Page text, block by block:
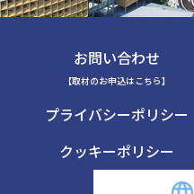
お問い合わせ
【取材のお申込はこちら】
プライバシーポリシー
クッキーポリシー